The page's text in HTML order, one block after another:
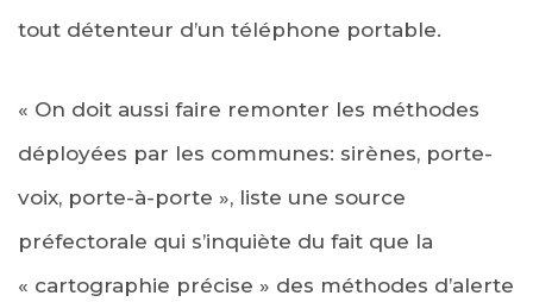
tout détenteur d’un téléphone portable.
« On doit aussi faire remonter les méthodes
déployées par les communes: sirènes, porte-
voix, porte-à-porte », liste une source
préfectorale qui s’inquiète du fait que la
« cartographie précise » des méthodes d’alerte